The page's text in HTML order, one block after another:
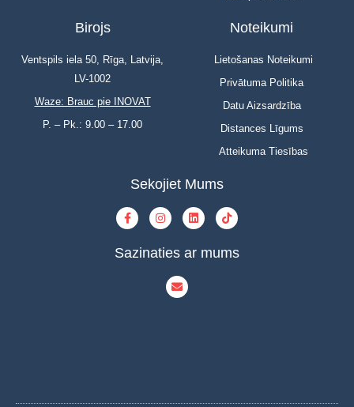
Birojs
Ventspils iela 50, Rīga, Latvija,
LV-1002
Waze: Brauc pie INOVAT
P. – Pk.: 9.00 – 17.00
Noteikumi
Lietošanas Noteikumi
Privātuma Politika
Datu Aizsardzība
Distances Līgums
Atteikuma Tiesības
Sekojiet Mums
Sazinaties ar mums